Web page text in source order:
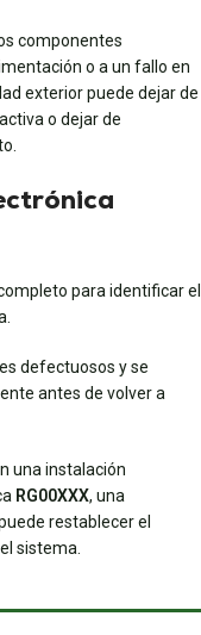
componentes
o a un fallo en
exterior puede dejar de
o dejar de
para identificar el
defectuosos y se
antes de volver a
una instalación
RG00XXX, una
restablecer el
sistema.